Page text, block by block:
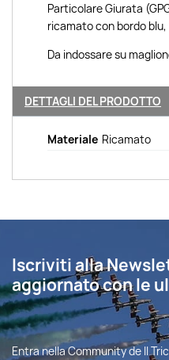
Particolare Giurata
ricamato con bordo
Da indossare su
DETTAGLI DEL PRODOTTO
Materiale Ricamato
Iscriviti alla
aggiornato con le
Entra nella Community de Il